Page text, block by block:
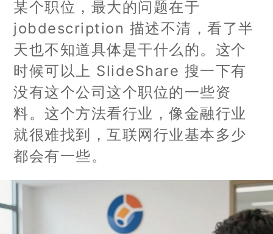
某个职位，最大的问题在于
jobdescription 描述不清，看了半
天也不知道具体是干什么的。这个
时候可以上 SlideShare 搜一下有
没有这个公司这个职位的一些资
料。这个方法看行业，像金融行业
就很难找到，互联网行业基本多少
都会有一些。